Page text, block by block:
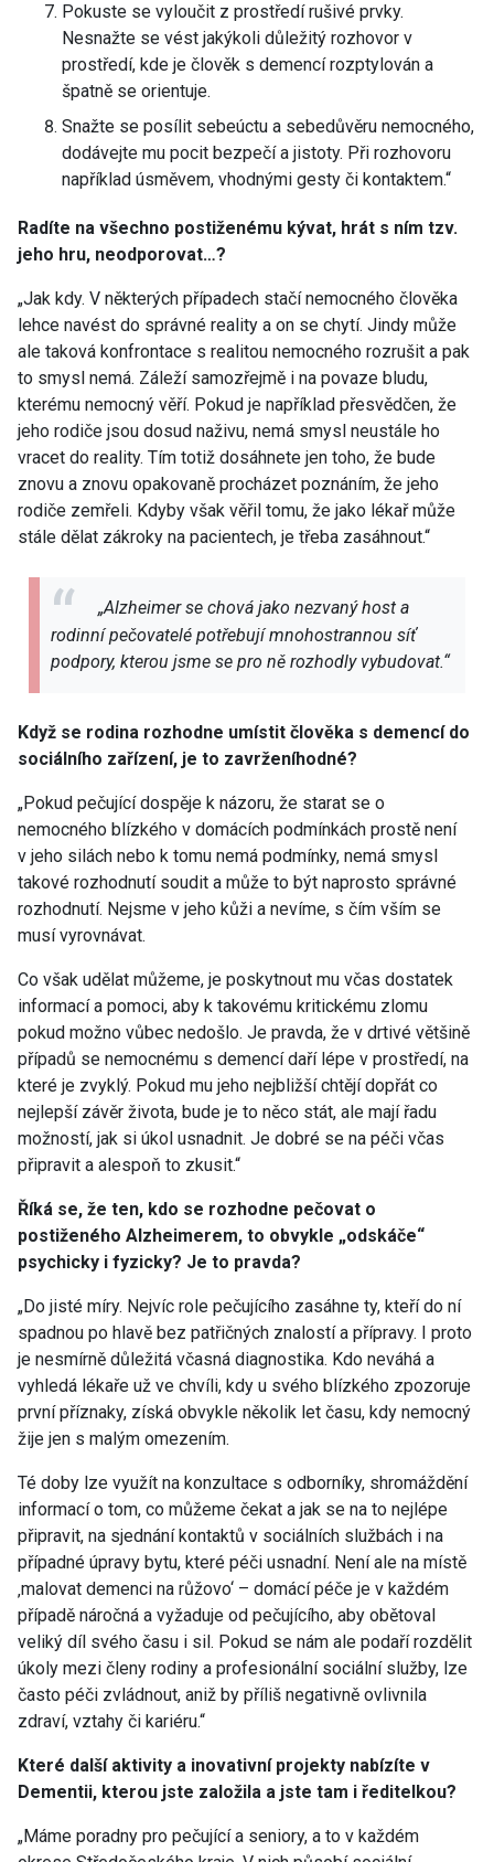
Pokuste se vyloučit z prostředí rušivé prvky.
Nesnažte se vést jakýkoli důležitý rozhovor v
prostředí, kde je člověk s demencí rozptylován a
špatně se orientuje.
Snažte se posílit sebeúctu a sebedůvěru nemocného,
dodávejte mu pocit bezpečí a jistoty. Při rozhovoru
například úsměvem, vhodnými gesty či kontaktem.“
Radíte na všechno postiženému kývat, hrát s ním tzv.
jeho hru, neodporovat…?
„Jak kdy. V některých případech stačí nemocného člověka
lehce navést do správné reality a on se chytí. Jindy může
ale taková konfrontace s realitou nemocného rozrušit a pak
to smysl nemá. Záleží samozřejmě i na povaze bludu,
kterému nemocný věří. Pokud je například přesvědčen, že
jeho rodiče jsou dosud naživu, nemá smysl neustále ho
vracet do reality. Tím totiž dosáhnete jen toho, že bude
znovu a znovu opakovaně procházet poznáním, že jeho
rodiče zemřeli. Kdyby však věřil tomu, že jako lékař může
stále dělat zákroky na pacientech, je třeba zasáhnout.“
„Alzheimer se chová jako nezvaný host a
rodinní pečovatelé potřebují mnohostrannou síť
podpory, kterou jsme se pro ně rozhodly vybudovat.“
Když se rodina rozhodne umístit člověka s demencí do
sociálního zařízení, je to zavrženíhodné?
„Pokud pečující dospěje k názoru, že starat se o
nemocného blízkého v domácích podmínkách prostě není
v jeho silách nebo k tomu nemá podmínky, nemá smysl
takové rozhodnutí soudit a může to být naprosto správné
rozhodnutí. Nejsme v jeho kůži a nevíme, s čím vším se
musí vyrovnávat.
Co však udělat můžeme, je poskytnout mu včas dostatek
informací a pomoci, aby k takovému kritickému zlomu
pokud možno vůbec nedošlo. Je pravda, že v drtivé většině
případů se nemocnému s demencí daří lépe v prostředí, na
které je zvyklý. Pokud mu jeho nejbližší chtějí dopřát co
nejlepší závěr života, bude je to něco stát, ale mají řadu
možností, jak si úkol usnadnit. Je dobré se na péči včas
připravit a alespoň to zkusit.“
Říká se, že ten, kdo se rozhodne pečovat o
postiženého Alzheimerem, to obvykle „odskáče“
psychicky i fyzicky? Je to pravda?
„Do jisté míry. Nejvíc role pečujícího zasáhne ty, kteří do ní
spadnou po hlavě bez patřičných znalostí a přípravy. I proto
je nesmírně důležitá včasná diagnostika. Kdo neváhá a
vyhledá lékaře už ve chvíli, kdy u svého blízkého zpozoruje
první příznaky, získá obvykle několik let času, kdy nemocný
žije jen s malým omezením.
Té doby lze využít na konzultace s odborníky, shromáždění
informací o tom, co můžeme čekat a jak se na to nejlépe
připravit, na sjednání kontaktů v sociálních službách i na
případné úpravy bytu, které péči usnadní. Není ale na místě
‚malovat demenci na růžovo‘ – domácí péče je v každém
případě náročná a vyžaduje od pečujícího, aby obětoval
veliký díl svého času i sil. Pokud se nám ale podaří rozdělit
úkoly mezi členy rodiny a profesionální sociální služby, lze
často péči zvládnout, aniž by příliš negativně ovlivnila
zdraví, vztahy či kariéru.“
Které další aktivity a inovativní projekty nabízíte v
Dementii, kterou jste založila a jste tam i ředitelkou?
„Máme poradny pro pečující a seniory, a to v každém